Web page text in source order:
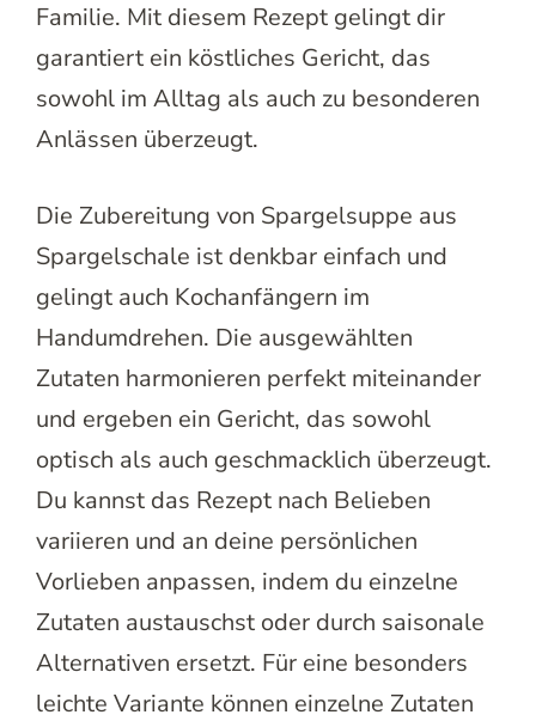
Familie. Mit diesem Rezept gelingt dir
garantiert ein köstliches Gericht, das
sowohl im Alltag als auch zu besonderen
Anlässen überzeugt.
Die Zubereitung von Spargelsuppe aus
Spargelschale ist denkbar einfach und
gelingt auch Kochanfängern im
Handumdrehen. Die ausgewählten
Zutaten harmonieren perfekt miteinander
und ergeben ein Gericht, das sowohl
optisch als auch geschmacklich überzeugt.
Du kannst das Rezept nach Belieben
variieren und an deine persönlichen
Vorlieben anpassen, indem du einzelne
Zutaten austauschst oder durch saisonale
Alternativen ersetzt. Für eine besonders
leichte Variante können einzelne Zutaten